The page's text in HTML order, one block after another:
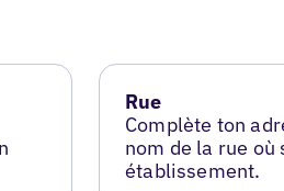
Rue
Complète ton
nom de la rue où
établissement.